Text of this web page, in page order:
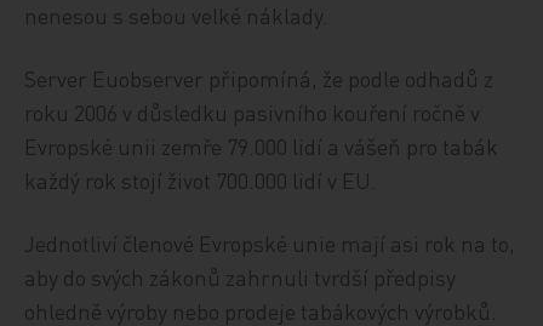
nenesou s sebou velké náklady.
Server Euobserver připomíná, že podle odhadů z
roku 2006 v důsledku pasivního kouření ročně v
Evropské unii zemře 79.000 lidí a vášeň pro tabák
každý rok stojí život 700.000 lidí v EU.
Jednotliví členové Evropské unie mají asi rok na to,
aby do svých zákonů zahrnuli tvrdší předpisy
ohledně výroby nebo prodeje tabákových výrobků.